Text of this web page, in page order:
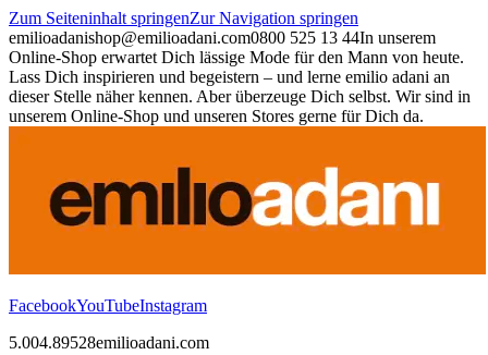
Zum Seiteninhalt springenZur Navigation springen
emilioadanishop@emilioadani.com0800 525 13 44In unserem
Online-Shop erwartet Dich lässige Mode für den Mann von heute.
Lass Dich inspirieren und begeistern – und lerne emilio adani an
dieser Stelle näher kennen. Aber überzeuge Dich selbst. Wir sind in
unserem Online-Shop und unseren Stores gerne für Dich da.
FacebookYouTubeInstagram
5.004.89528emilioadani.com